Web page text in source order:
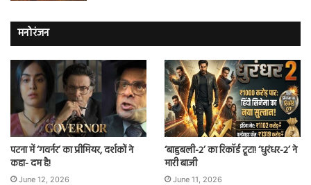
मनोरंजन
पटना में ‘गवर्नर’ का प्रीमियर, दर्शकों ने
कहा- दम है!
June 12, 2026
‘बाहुबली-2’ का रिकॉर्ड टूटा! ‘धुरंधर-2’ ने
मारी बाजी
June 11, 2026